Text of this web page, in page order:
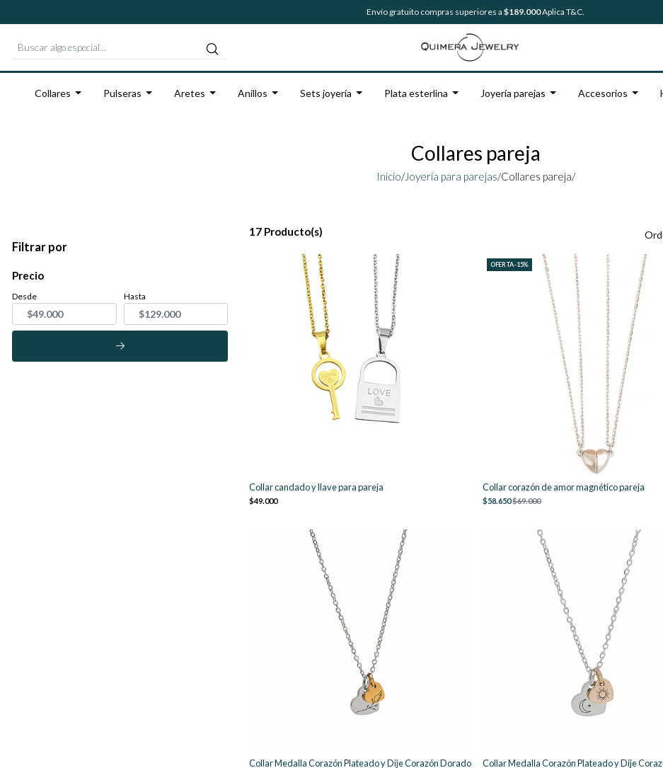
Envío gratuito compras superiores a $189.000Aplica T&C.
Collares Pulseras Aretes Anillos Sets joyería Plata esterlina Joyería parejas Accesorios
Collares pareja
Inicio/Joyería para parejas/Collares pareja/
Filtrar por
Precio
Desde Hasta
17 Producto(s)
Collar candado y llave para pareja
$49.000
OFERTA -15%
Collar corazón de amor magnético pareja
$58.650$69.000
Collar Medalla Corazón Plateado y Dije Corazón Dorado
Collar Medalla Corazón Plateado y Dije